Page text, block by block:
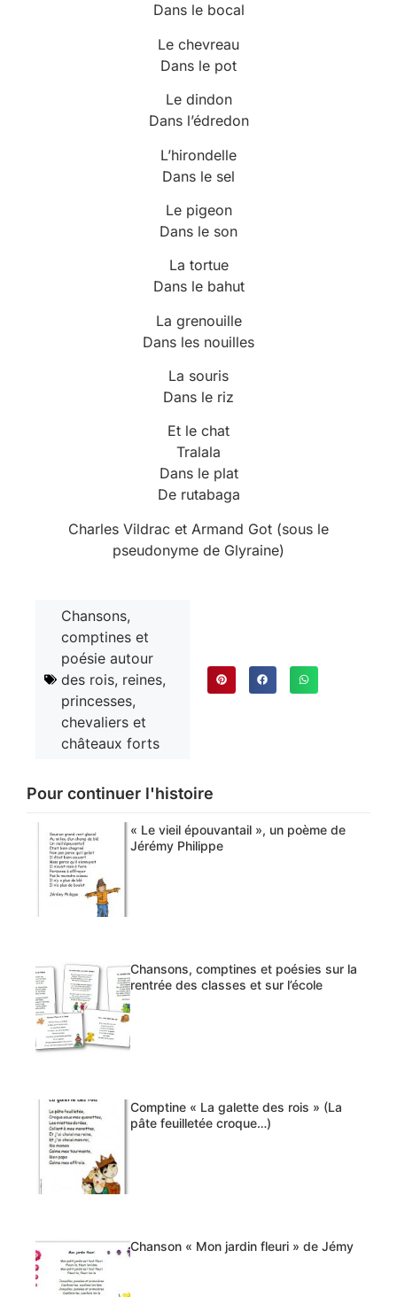
Dans le bocal
Le chevreau
Dans le pot
Le dindon
Dans l’édredon
L’hirondelle
Dans le sel
Le pigeon
Dans le son
La tortue
Dans le bahut
La grenouille
Dans les nouilles
La souris
Dans le riz
Et le chat
Tralala
Dans le plat
De rutabaga
Charles Vildrac et Armand Got (sous le
pseudonyme de Glyraine)
Chansons,
comptines et
poésie autour
des rois, reines,
princesses,
chevaliers et
châteaux forts
Pour continuer l'histoire
« Le vieil épouvantail », un poème de
Jérémy Philippe
Chansons, comptines et poésies sur la
rentrée des classes et sur l’école
Comptine « La galette des rois » (La
pâte feuilletée croque…)
Chanson « Mon jardin fleuri » de Jémy